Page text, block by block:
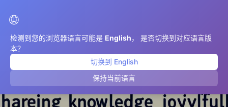
🌐
检测到您的浏览器语言可能是 English， 是否切换到对应语言版
本？
切换到 English
保持当前语言
Stora Språkmodeller